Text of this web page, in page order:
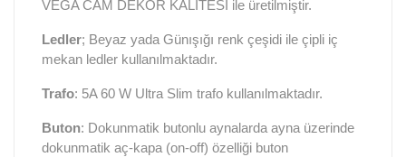
VEGA CAM DEKOR KALİTESİ ile üretilmiştir.
Ledler; Beyaz yada Günışığı renk çeşidi ile çipli iç
mekan ledler kullanılmaktadır.
Trafo: 5A 60 W Ultra Slim trafo kullanılmaktadır.
Buton: Dokunmatik butonlu aynalarda ayna üzerinde
dokunmatik aç-kapa (on-off) özelliği buton